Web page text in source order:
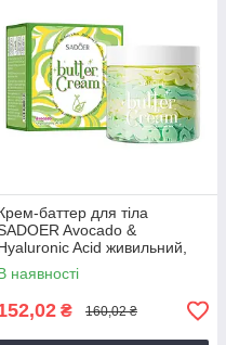
баттер для тіла
Avocado &
Acid живильний,
180 г
наявності
₴ 160,02 ₴